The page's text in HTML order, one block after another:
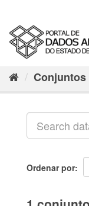
Conjuntos
Ordenar por